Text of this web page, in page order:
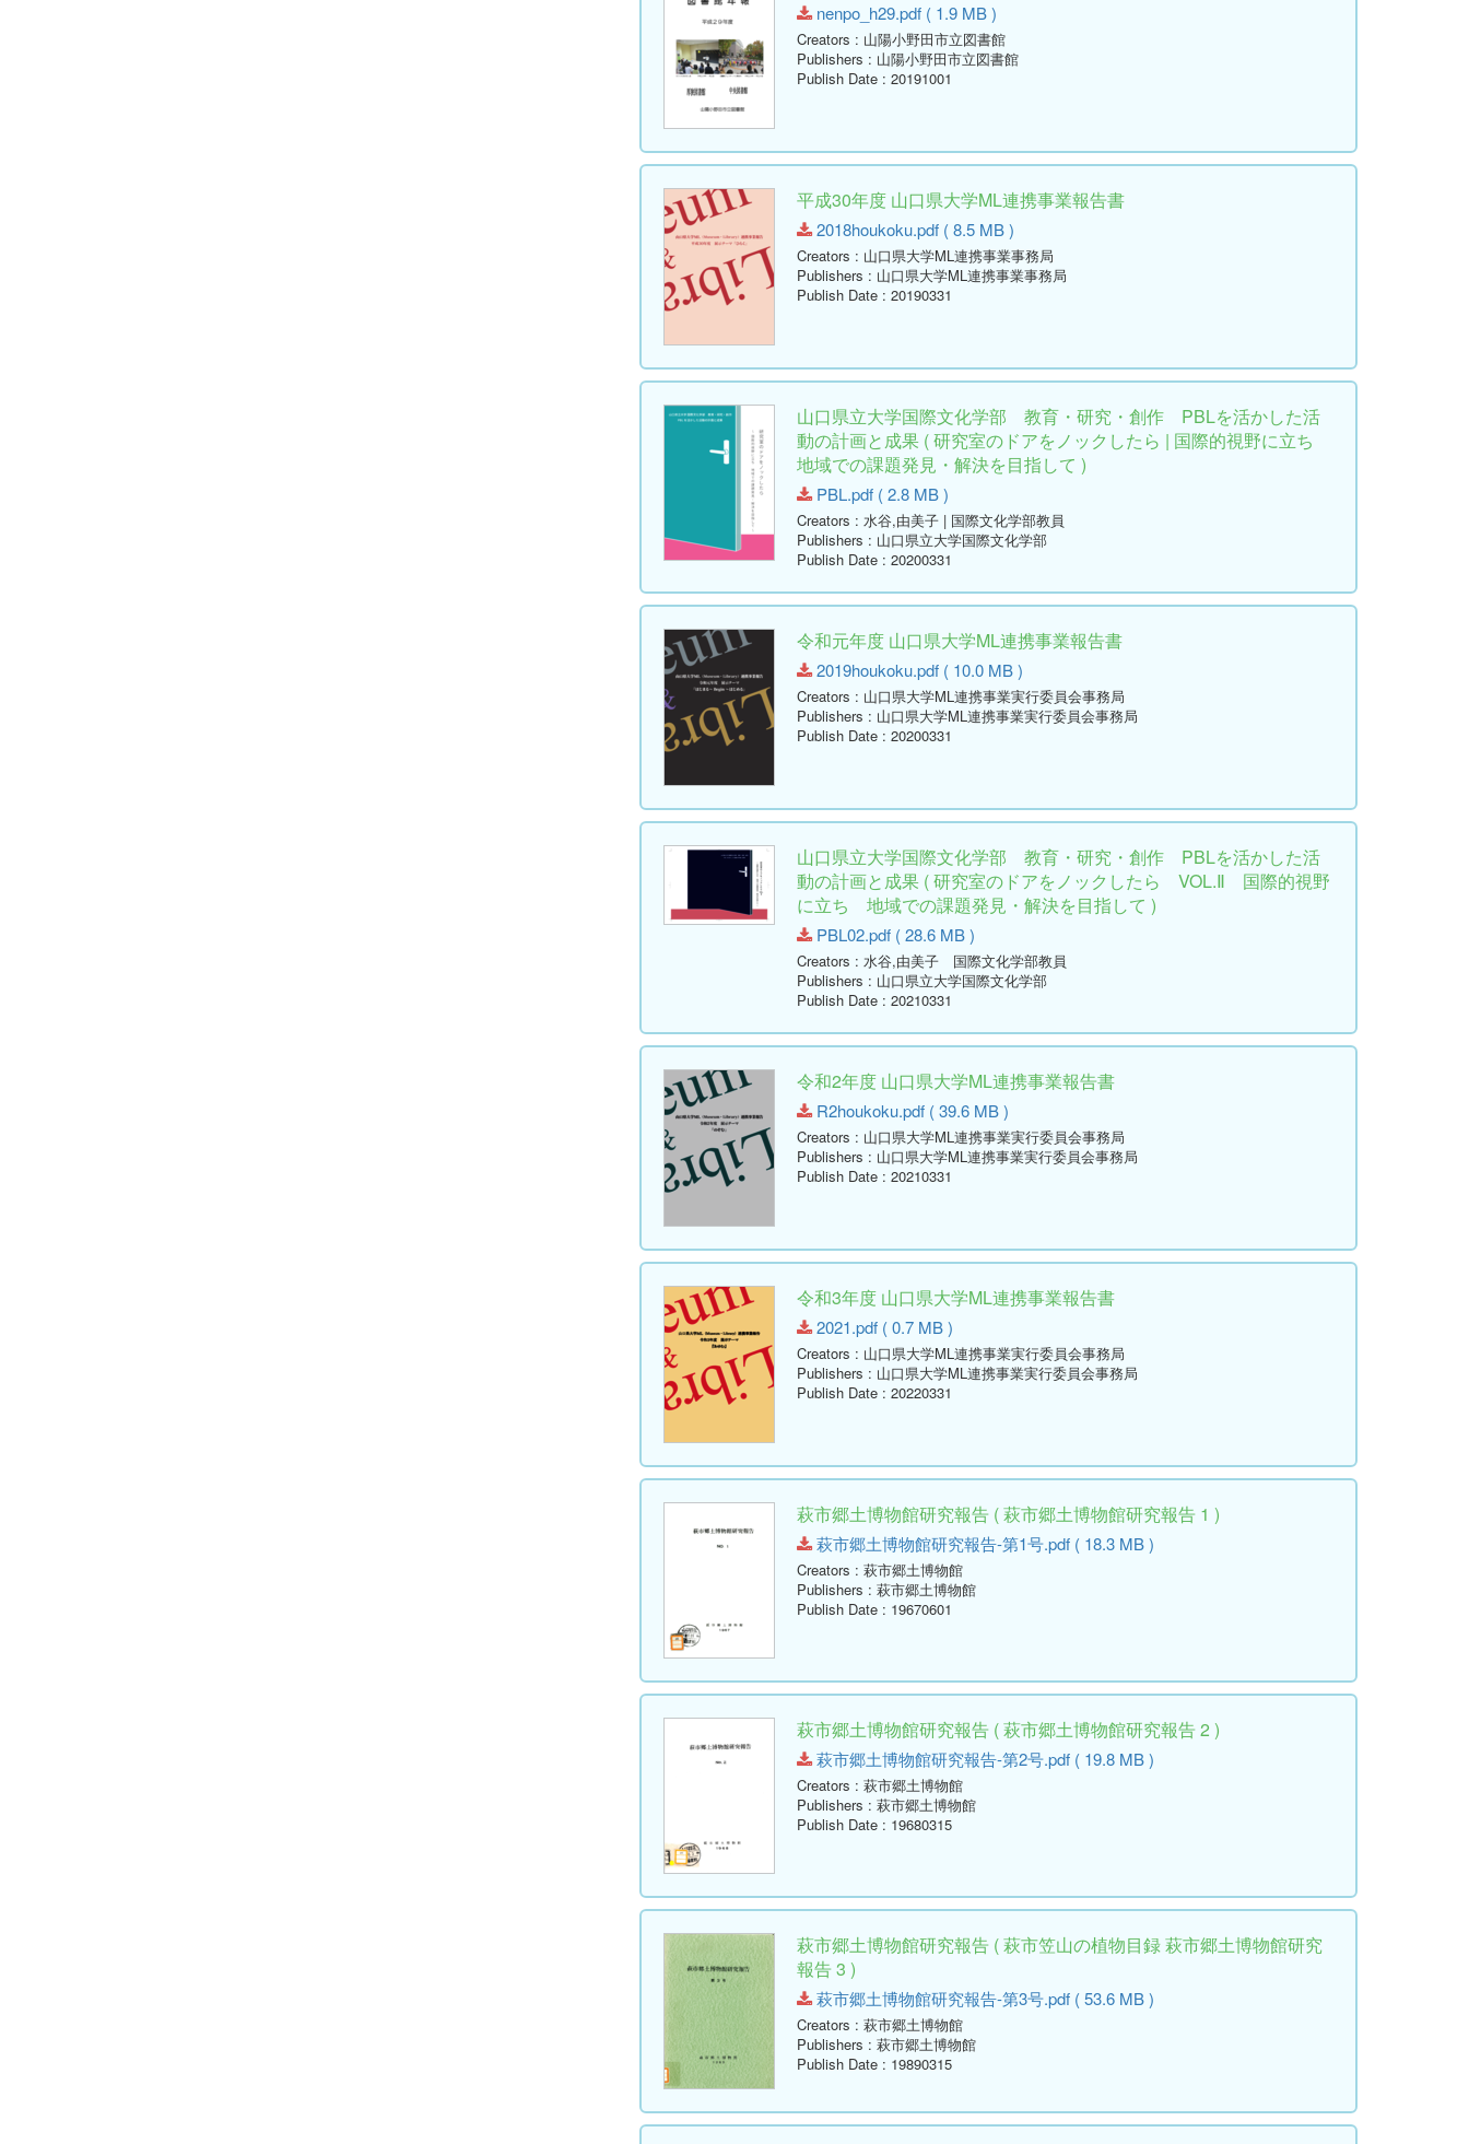
nenpo_h29.pdf ( 1.9 MB )
Creators : 山陽小野田市立図書館
Publishers : 山陽小野田市立図書館
Publish Date : 20191001
平成30年度 山口県大学ML連携事業報告書
2018houkoku.pdf ( 8.5 MB )
Creators : 山口県大学ML連携事業事務局
Publishers : 山口県大学ML連携事業事務局
Publish Date : 20190331
山口県立大学国際文化学部 教育・研究・創作 PBLを活かした活
動の計画と成果 ( 研究室のドアをノックしたら | 国際的視野に立ち
地域での課題発見・解決を目指して )
PBL.pdf ( 2.8 MB )
Creators : 水谷,由美子 | 国際文化学部教員
Publishers : 山口県立大学国際文化学部
Publish Date : 20200331
令和元年度 山口県大学ML連携事業報告書
2019houkoku.pdf ( 10.0 MB )
Creators : 山口県大学ML連携事業実行委員会事務局
Publishers : 山口県大学ML連携事業実行委員会事務局
Publish Date : 20200331
山口県立大学国際文化学部 教育・研究・創作 PBLを活かした活
動の計画と成果 ( 研究室のドアをノックしたら VOL.Ⅱ 国際的視野
に立ち 地域での課題発見・解決を目指して )
PBL02.pdf ( 28.6 MB )
Creators : 水谷,由美子 国際文化学部教員
Publishers : 山口県立大学国際文化学部
Publish Date : 20210331
令和2年度 山口県大学ML連携事業報告書
R2houkoku.pdf ( 39.6 MB )
Creators : 山口県大学ML連携事業実行委員会事務局
Publishers : 山口県大学ML連携事業実行委員会事務局
Publish Date : 20210331
令和3年度 山口県大学ML連携事業報告書
2021.pdf ( 0.7 MB )
Creators : 山口県大学ML連携事業実行委員会事務局
Publishers : 山口県大学ML連携事業実行委員会事務局
Publish Date : 20220331
萩市郷土博物館研究報告 ( 萩市郷土博物館研究報告 1 )
萩市郷土博物館研究報告-第1号.pdf ( 18.3 MB )
Creators : 萩市郷土博物館
Publishers : 萩市郷土博物館
Publish Date : 19670601
萩市郷土博物館研究報告 ( 萩市郷土博物館研究報告 2 )
萩市郷土博物館研究報告-第2号.pdf ( 19.8 MB )
Creators : 萩市郷土博物館
Publishers : 萩市郷土博物館
Publish Date : 19680315
萩市郷土博物館研究報告 ( 萩市笠山の植物目録 萩市郷土博物館研究
報告 3 )
萩市郷土博物館研究報告-第3号.pdf ( 53.6 MB )
Creators : 萩市郷土博物館
Publishers : 萩市郷土博物館
Publish Date : 19890315